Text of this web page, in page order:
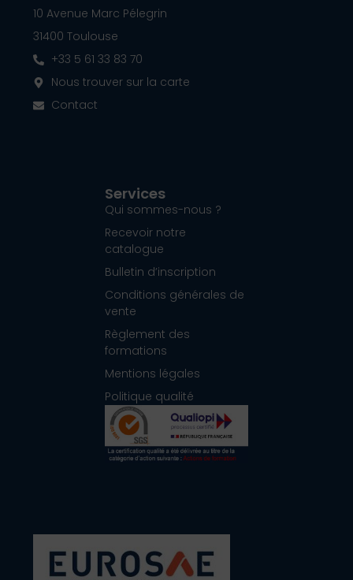
Services
Qui sommes-nous ?
Recevoir notre
catalogue
Bulletin d’inscription
Conditions générales de
vente
Règlement des
formations
Mentions légales
Politique qualité
10 Avenue Marc Pélegrin
31400 Toulouse
+33 5 61 33 83 70
Nous trouver sur la carte
Contact